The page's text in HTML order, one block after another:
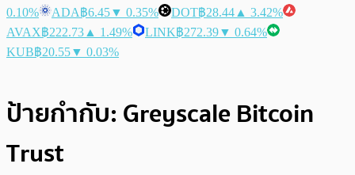
0.10%
ADA฿6.45▼ 0.35% DOT฿28.44 ▲ 3.42%
AVAX฿222.73 ▲ 1.49% LINK฿272.39▼ 0.64%
KUB฿20.55▼ 0.03%
ป้ายกำกับ: Greyscale Bitcoin
Trust